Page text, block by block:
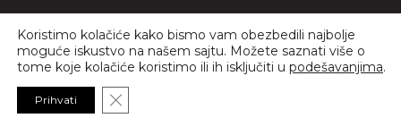
© 2026 All Rights Reserved, GRAZIA.
Koristimo kolačiće kako bismo vam obezbedili najbolje
moguće iskustvo na našem sajtu. Možete saznati više o
tome koje kolačiće koristimo ili ih isključiti u podešavanjima.
Prihvati Close GDPR Cookie Banner